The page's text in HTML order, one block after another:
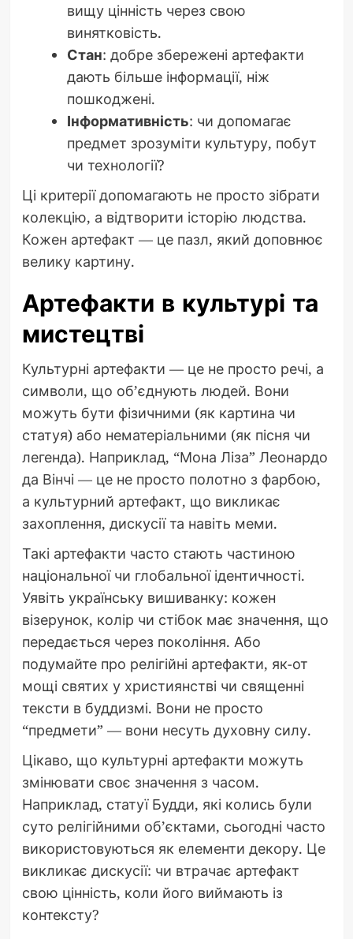
вищу цінність через свою
винятковість.
Стан: добре збережені артефакти
дають більше інформації, ніж
пошкоджені.
Інформативність: чи допомагає
предмет зрозуміти культуру, побут
чи технології?
Ці критерії допомагають не просто зібрати
колекцію, а відтворити історію людства.
Кожен артефакт — це пазл, який доповнює
велику картину.
Артефакти в культурі та
мистецтві
Культурні артефакти — це не просто речі, а
символи, що об’єднують людей. Вони
можуть бути фізичними (як картина чи
статуя) або нематеріальними (як пісня чи
легенда). Наприклад, “Мона Ліза” Леонардо
да Вінчі — це не просто полотно з фарбою,
а культурний артефакт, що викликає
захоплення, дискусії та навіть меми.
Такі артефакти часто стають частиною
національної чи глобальної ідентичності.
Уявіть українську вишиванку: кожен
візерунок, колір чи стібок має значення, що
передається через покоління. Або
подумайте про релігійні артефакти, як-от
мощі святих у християнстві чи священні
тексти в буддизмі. Вони не просто
“предмети” — вони несуть духовну силу.
Цікаво, що культурні артефакти можуть
змінювати своє значення з часом.
Наприклад, статуї Будди, які колись були
суто релігійними об’єктами, сьогодні часто
використовуються як елементи декору. Це
викликає дискусії: чи втрачає артефакт
свою цінність, коли його виймають із
контексту?